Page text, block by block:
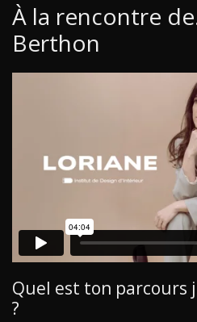
À la rencontre
Berthon
Quel est ton parcours
?